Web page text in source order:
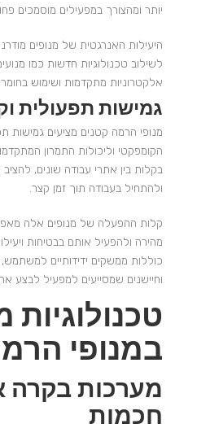
יותר ומהצורך במפעילים מוסמכים
היעילות האנרגטית של מנופים
לשילוב טכנולוגיות חדשות כמו
אלקטרוניות מתקדמות ושימוש
גמישות תפעולית
מנופי הרמה קטנים מציעים גמישות
הקומפקטי וליכולות התמרון
בקלות בין אתרי עבודה שונים,
ולהתחיל בעבודה תוך זמן קצר.
קלות ההפעלה של מנופים אלה
מהירה ולהפעיל אותם בבטיחות
כוללות ממשקים ידידותיים
וחיישנים שמסייעים למפעיל לבצע
במנופי
מערכות בקרה
חכמות